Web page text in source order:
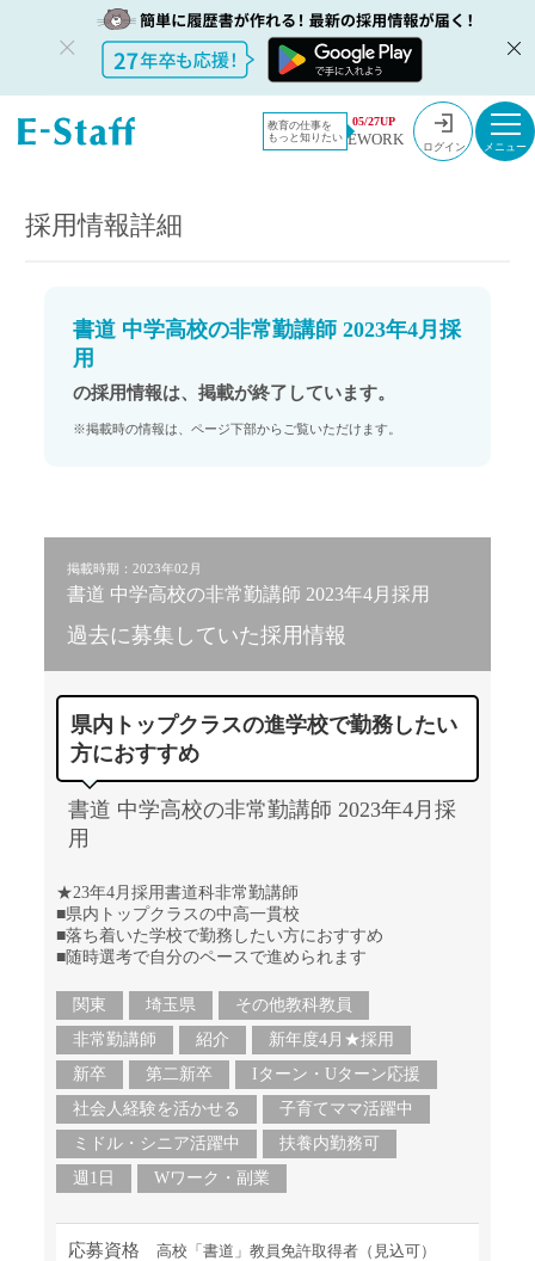
教育の仕事を
もっと知りたい
05/27UP
EWORK ログイン
教員採用情
報のイー・
採用情報
書道 中学高校の非常勤講師 2023年4月採用
採用情報詳細
書道 中学高校の非常勤講師 2023年4月採
用
の採用情報は、掲載が終了しています。
※掲載時の情報は、ページ下部からご覧いただけます。
掲載時期：2023年02月
書道 中学高校の非常勤講師 2023年4月採用
過去に募集していた採用情報
県内トップクラスの進学校で勤務したい
方におすすめ
書道 中学高校の非常勤講師 2023年4月採
用
★23年4月採用書道科非常勤講師
■県内トップクラスの中高一貫校
■落ち着いた学校で勤務したい方におすすめ
■随時選考で自分のペースで進められます
関東 埼玉県
その他教科教員
非常勤講師
紹介
新年度4月★採用
新卒
第二新卒
Iターン・Uターン応援
社会人経験を活かせる
子育てママ活躍中
ミドル・シニア活躍中
扶養内勤務可
週1日
Wワーク・副業
応募資格 高校「書道」教員免許取得者（見込可）